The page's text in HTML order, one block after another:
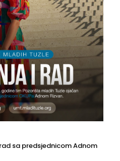
rad sa predsjednicom Adnom